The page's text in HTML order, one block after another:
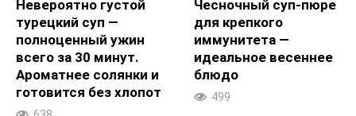
Невероятно густой
турецкий суп —
полноценный ужин
всего за 30 минут.
Ароматнее солянки и
готовится без хлопот
Чесночный суп-пюре
для крепкого
иммунитета —
идеальное весеннее
блюдо
499